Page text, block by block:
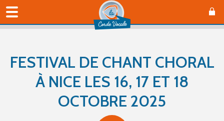
FESTIVAL DE CHANT CHORAL
À NICE LES 16, 17 ET 18
OCTOBRE 2025